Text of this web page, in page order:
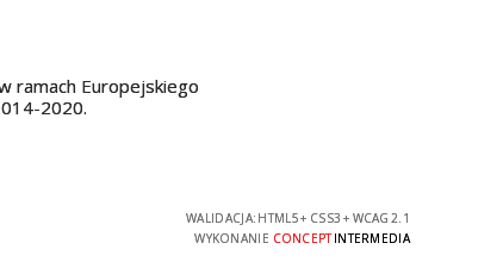
ramach Europejskiego
2020.
WALIDACJA: HTML5+ CSS3 + WCAG 2.1
WYKONANIE CONCEPTINTERMEDIA